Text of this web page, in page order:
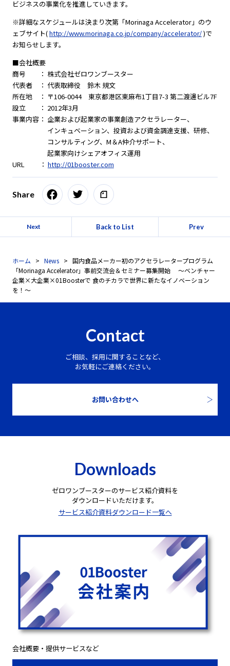
ビジネスの事業化を推進していきます。
※詳細なスケジュールは決まり次第「Morinaga Accelerator」のウ
ェブサイト(http://www.morinaga.co.jp/company/accelerator/)で
お知らせします。
■会社概要
商号 ： 株式会社ゼロワンブースター
代表者 ： 代表取締役 鈴木 規文
所在地 ： 〒106-0044 東京都港区東麻布1丁目7-3 第二渡邊ビル7F
設立 ： 2012年3月
事業内容： 企業および起業家の事業創造アクセラレーター、
インキュベーション、投資および資金調達支援、研修、
コンサルティング、M＆A仲介サポート、
起業家向けシェアオフィス運用
URL ： http://01booster.com
Share
Next Back to List Prev
ホーム News
国内食品メーカー初のアクセラレータープログラム
「Morinaga Accelerator」事前交流会＆セミナー募集開始 ～ベンチャー
企業×大企業×01Boosterで 食のチカラで世界に新たなイノベーション
を！～
Contact
ご相談、採用に関することなど、
お気軽にご連絡ください。
お問い合わせへ
Downloads
ゼロワンブースターのサービス紹介資料を
ダウンロードいただけます。
サービス紹介資料ダウンロード一覧へ
会社概要・提供サービスなど